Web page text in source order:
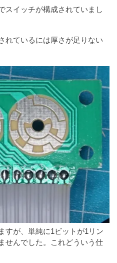
スイッチが構成されていまし
れているには厚さが足りない
すが、単純に1ビットが1リン
せんでした。これどういう仕